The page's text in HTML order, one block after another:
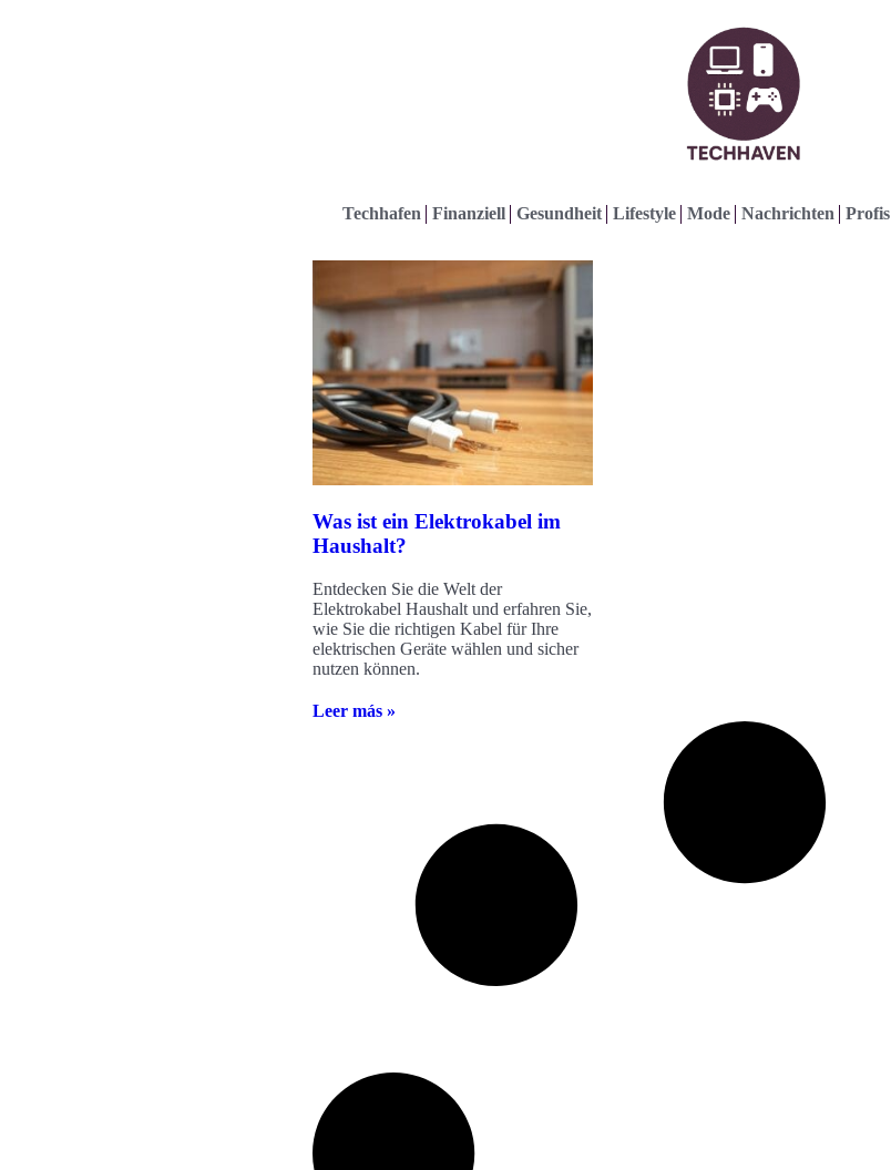
Techhafen Finanziell Gesundheit Lifestyle Mode Nachrichten Profis
Was ist ein Elektrokabel im
Haushalt?
Entdecken Sie die Welt der
Elektrokabel Haushalt und erfahren Sie,
wie Sie die richtigen Kabel für Ihre
elektrischen Geräte wählen und sicher
nutzen können.
Leer más »